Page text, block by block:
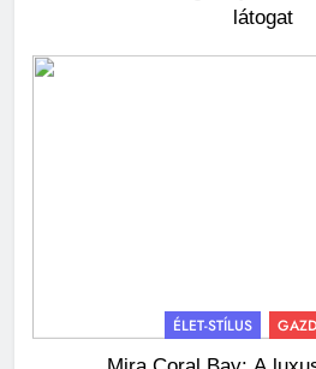
látogat
ÉLET-STÍLUS